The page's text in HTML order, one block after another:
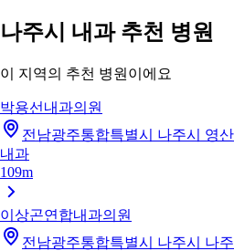
나주시 내과 추천 병원
이 지역의 추천 병원이에요
박용선내과의원
전남광주통합특별시 나주시 영
내과
109m
이상곤연합내과의원
전남광주통합특별시 나주시 나